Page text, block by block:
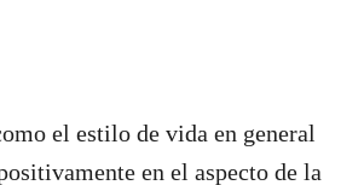
el estilo de vida en general
en el aspecto de la